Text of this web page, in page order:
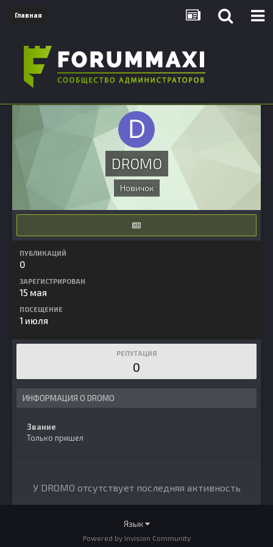
Главная
DROMO
Новичок
ПУБЛИКАЦИЙ
0
ЗАРЕГИСТРИРОВАН
15 мая
ПОСЕЩЕНИЕ
1 июля
РЕПУТАЦИЯ
0
ИНФОРМАЦИЯ О DROMO
Звание
Только пришел
У DROMO отсутствует последняя активность
Язык
Powered by Invision Community